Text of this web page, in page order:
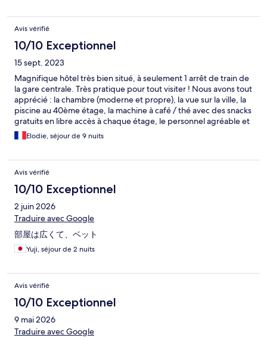
Avis vérifié
10/10 Exceptionnel
15 sept. 2023
Magnifique hôtel très bien situé, à seulement 1 arrêt de train de
la gare centrale. Très pratique pour tout visiter ! Nous avons tout
apprécié : la chambre (moderne et propre), la vue sur la ville, la
piscine au 40ème étage, la machine à café / thé avec des snacks
gratuits en libre accès à chaque étage, le personnel agréable et
à l’écoute… nous ne pouvons que le recommander ! Seul point
perfectible : les plats du room-service, surtout pour la cuisine
Elodie, séjour de 9 nuits
Avis vérifié
10/10 Exceptionnel
2 juin 2026
Traduire avec Google
部屋は広くて、ベット
Yuji, séjour de 2 nuits
Avis vérifié
10/10 Exceptionnel
9 mai 2026
Traduire avec Google